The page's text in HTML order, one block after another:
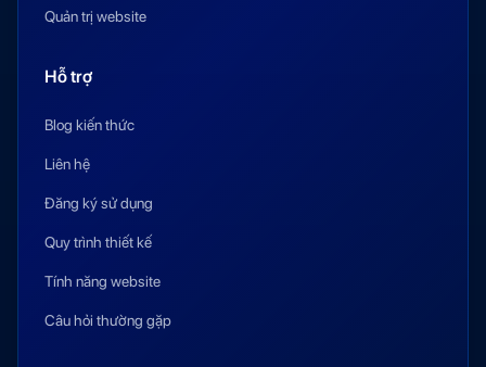
Quản trị website
Hỗ trợ
Blog kiến thức
Liên hệ
Đăng ký sử dụng
Quy trình thiết kế
Tính năng website
Câu hỏi thường gặp